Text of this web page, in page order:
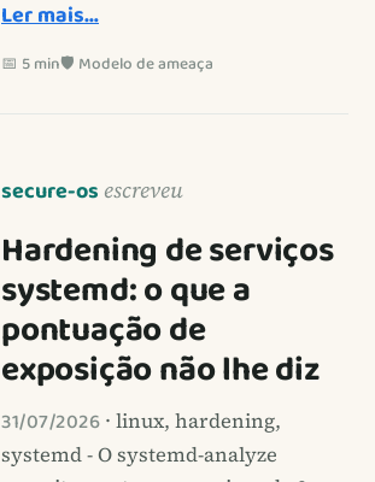
Ler mais…
📅 5 min🛡️ Modelo de ameaça
secure-os escreveu
Hardening de serviços
systemd: o que a
pontuação de
exposição não lhe diz
31/07/2026 · linux, hardening,
systemd - O systemd-analyze